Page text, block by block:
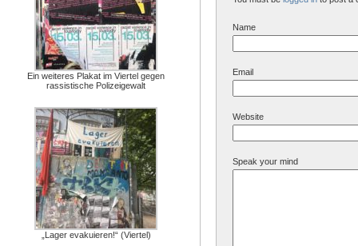
Ein weiteres Plakat im Viertel gegen
rassistische Polizeigewalt
„Lager evakuieren!“ (Viertel)
Name
Email
Website
Speak your mind